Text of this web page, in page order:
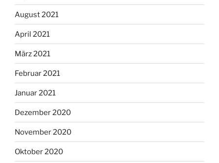
August 2021
April 2021
März 2021
Februar 2021
Januar 2021
Dezember 2020
November 2020
Oktober 2020